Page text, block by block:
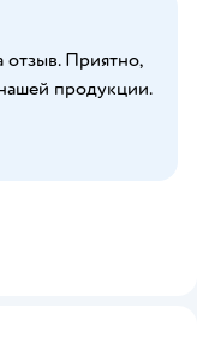
Приятно,
продукции.